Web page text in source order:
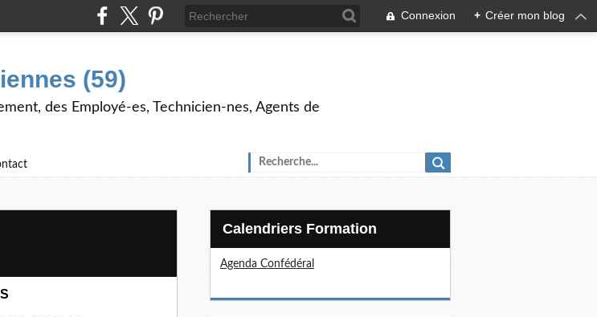
Connexion + Créer mon blog
(59)
des Employé-es, Technicien-nes, Agents de
Calendriers Formation
Agenda Confédéral